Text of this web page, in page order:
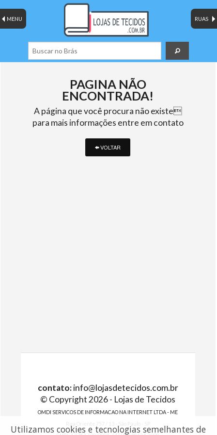
RUAS
MENU
PAGINA NÃO
ENCONTRADA!
A página que você procura não existe
para mais informações entre em contato
VOLTAR
contato: info@lojasdetecidos.com.br
© Copyright 2026 - Lojas de Tecidos
OMDI SERVICOS DE INFORMACAO NA INTERNET LTDA - ME
Utilizamos cookies e tecnologias semelhantes de